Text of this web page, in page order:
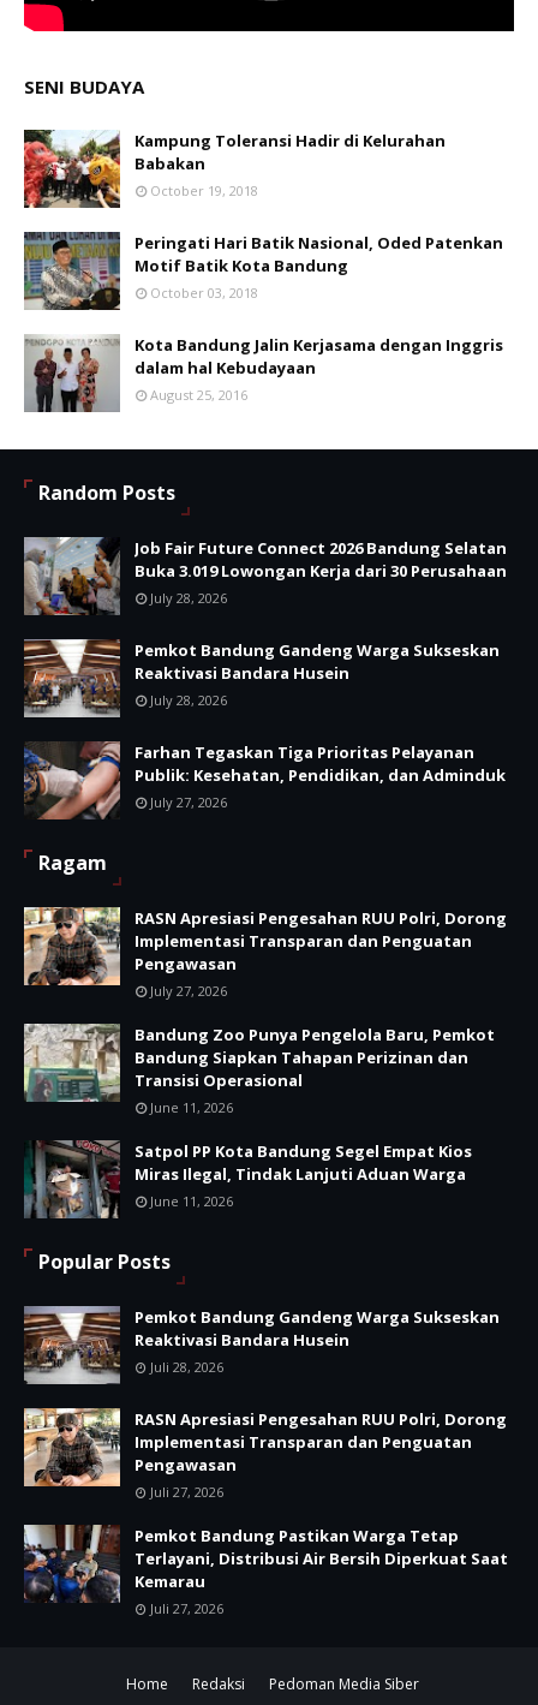
SENI BUDAYA
Kampung Toleransi Hadir di Kelurahan
Babakan
October 19, 2018
Peringati Hari Batik Nasional, Oded Patenkan
Motif Batik Kota Bandung
October 03, 2018
Kota Bandung Jalin Kerjasama dengan Inggris
dalam hal Kebudayaan
August 25, 2016
Random Posts
Job Fair Future Connect 2026 Bandung Selatan
Buka 3.019 Lowongan Kerja dari 30 Perusahaan
July 28, 2026
Pemkot Bandung Gandeng Warga Sukseskan
Reaktivasi Bandara Husein
July 28, 2026
Farhan Tegaskan Tiga Prioritas Pelayanan
Publik: Kesehatan, Pendidikan, dan Adminduk
July 27, 2026
Ragam
RASN Apresiasi Pengesahan RUU Polri, Dorong
Implementasi Transparan dan Penguatan
Pengawasan
July 27, 2026
Bandung Zoo Punya Pengelola Baru, Pemkot
Bandung Siapkan Tahapan Perizinan dan
Transisi Operasional
June 11, 2026
Satpol PP Kota Bandung Segel Empat Kios
Miras Ilegal, Tindak Lanjuti Aduan Warga
June 11, 2026
Popular Posts
Pemkot Bandung Gandeng Warga Sukseskan
Reaktivasi Bandara Husein
Juli 28, 2026
RASN Apresiasi Pengesahan RUU Polri, Dorong
Implementasi Transparan dan Penguatan
Pengawasan
Juli 27, 2026
Pemkot Bandung Pastikan Warga Tetap
Terlayani, Distribusi Air Bersih Diperkuat Saat
Kemarau
Juli 27, 2026
Home Redaksi Pedoman Media Siber